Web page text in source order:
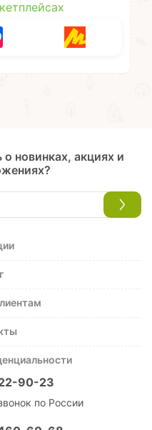
новинках, акциях и
90-23
по России